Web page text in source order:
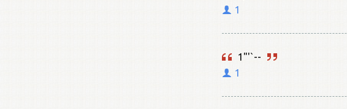
1
1"'`--
1